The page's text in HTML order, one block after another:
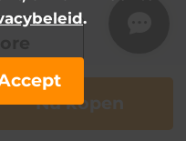
Nu kopen
.